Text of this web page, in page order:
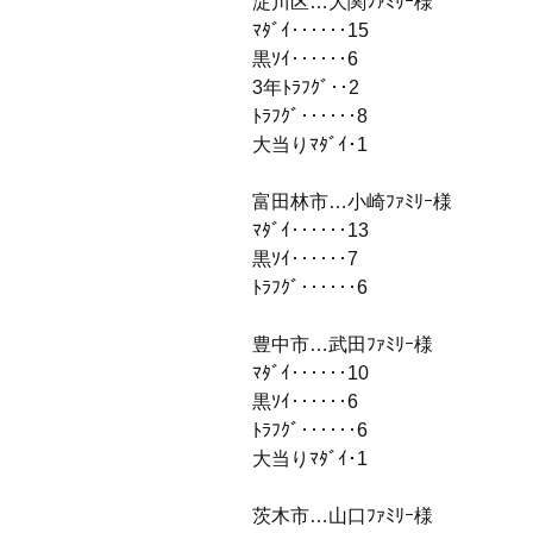
ﾏﾀﾞｲ‥‥‥15
黒ｿｲ‥‥‥6
3年ﾄﾗﾌｸﾞ‥2
ﾄﾗﾌｸﾞ‥‥‥8
大当りﾏﾀﾞｲ･1
富田林市…小崎ﾌｧﾐﾘｰ様
ﾏﾀﾞｲ‥‥‥13
黒ｿｲ‥‥‥7
ﾄﾗﾌｸﾞ‥‥‥6
豊中市…武田ﾌｧﾐﾘｰ様
ﾏﾀﾞｲ‥‥‥10
黒ｿｲ‥‥‥6
ﾄﾗﾌｸﾞ‥‥‥6
大当りﾏﾀﾞｲ･1
茨木市…山口ﾌｧﾐﾘｰ様